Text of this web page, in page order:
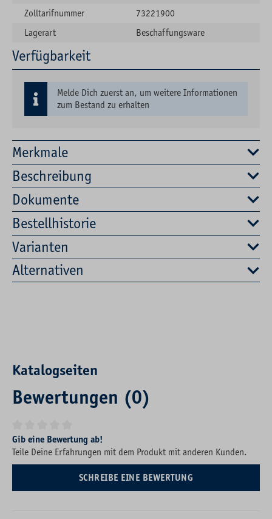
Merkmale
Beschreibung
Dokumente
Bestellhistorie
Varianten
Alternativen
Zolltarifnummer
73221900
Lagerart
Beschaffungsware
Verfügbarkeit
Melde Dich zuerst an, um weitere Informationen
zum Bestand zu erhalten
Katalogseiten
Bewertungen (0)
Durchschnittliche Bewertung von 0 von 5 Sternen
Gib eine Bewertung ab!
Teile Deine Erfahrungen mit dem Produkt mit anderen Kunden.
SCHREIBE EINE BEWERTUNG